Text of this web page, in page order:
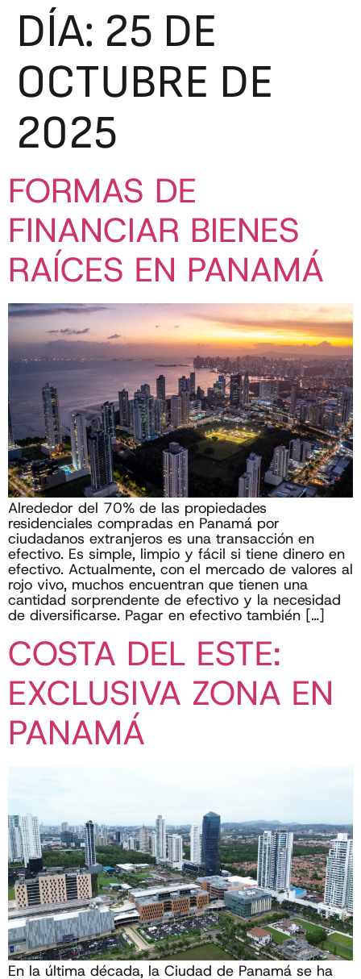
DÍA: 25 DE
OCTUBRE DE
2025
FORMAS DE
FINANCIAR BIENES
RAÍCES EN PANAMÁ
Alrededor del 70% de las propiedades
residenciales compradas en Panamá por
ciudadanos extranjeros es una transacción en
efectivo. Es simple, limpio y fácil si tiene dinero en
efectivo. Actualmente, con el mercado de valores al
rojo vivo, muchos encuentran que tienen una
cantidad sorprendente de efectivo y la necesidad
de diversificarse. Pagar en efectivo también […]
COSTA DEL ESTE:
EXCLUSIVA ZONA EN
PANAMÁ
En la última década, la Ciudad de Panamá se ha